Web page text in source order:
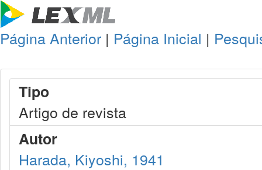
Página Anterior | Página Inicial |
Tipo
Artigo de revista
Autor
Harada, Kiyoshi, 1941